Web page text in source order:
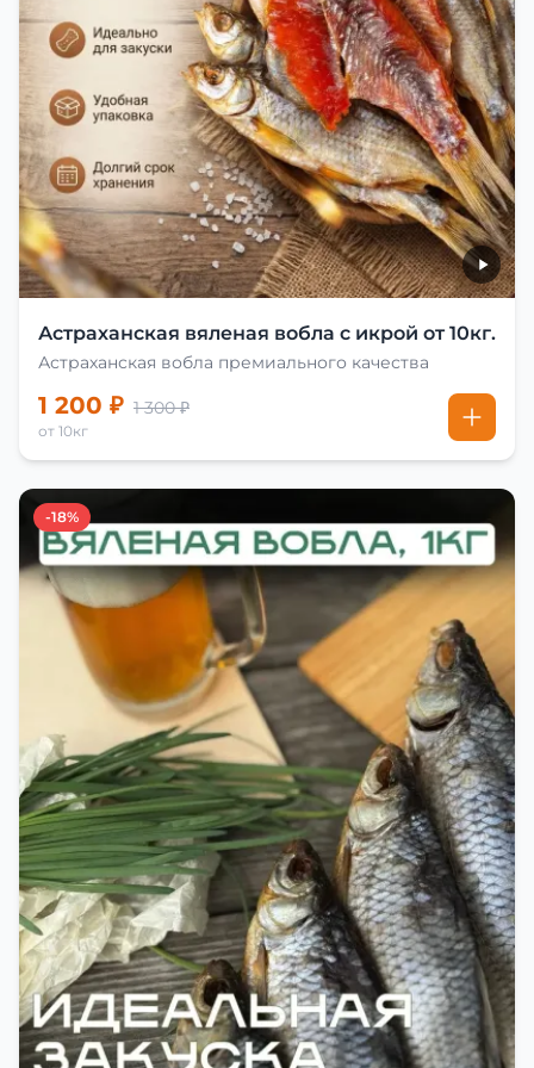
Астраханская вяленая вобла с икрой от 10кг.
Астраханская вобла премиального качества
1 200 ₽ 1 300 ₽
от 10кг
-18%